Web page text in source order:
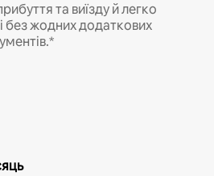
та виїзду й легко
без жодних додаткових